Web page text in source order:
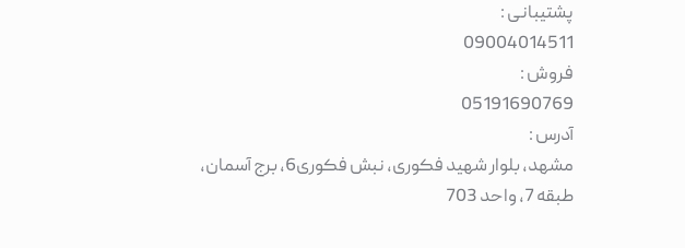
پشتیبانی :
09004014511
فروش :
05191690769
آدرس :
مشهد، بلوار شهید فکوری، نبش فکوری6، برج آسمان،
طبقه 7، واحد 703